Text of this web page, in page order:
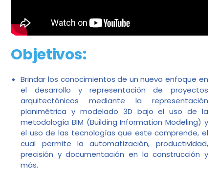
Objetivos:
Brindar los conocimientos de un nuevo enfoque en
el desarrollo y representación de proyectos
arquitectónicos mediante la representación
planimétrica y modelado 3D bajo el uso de la
metodología BIM (Building Information Modeling) y
el uso de las tecnologías que este comprende, el
cual permite la automatización, productividad,
precisión y documentación en la construcción y
más.